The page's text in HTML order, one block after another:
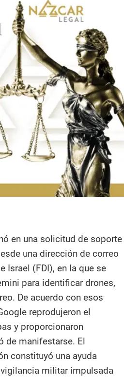
en una solicitud de soporte
una dirección de correo
Israel (FDI), en la que se
para identificar drones,
De acuerdo con esos
reprodujeron el
y proporcionaron
de manifestarse. El
constituyó una ayuda
militar impulsada